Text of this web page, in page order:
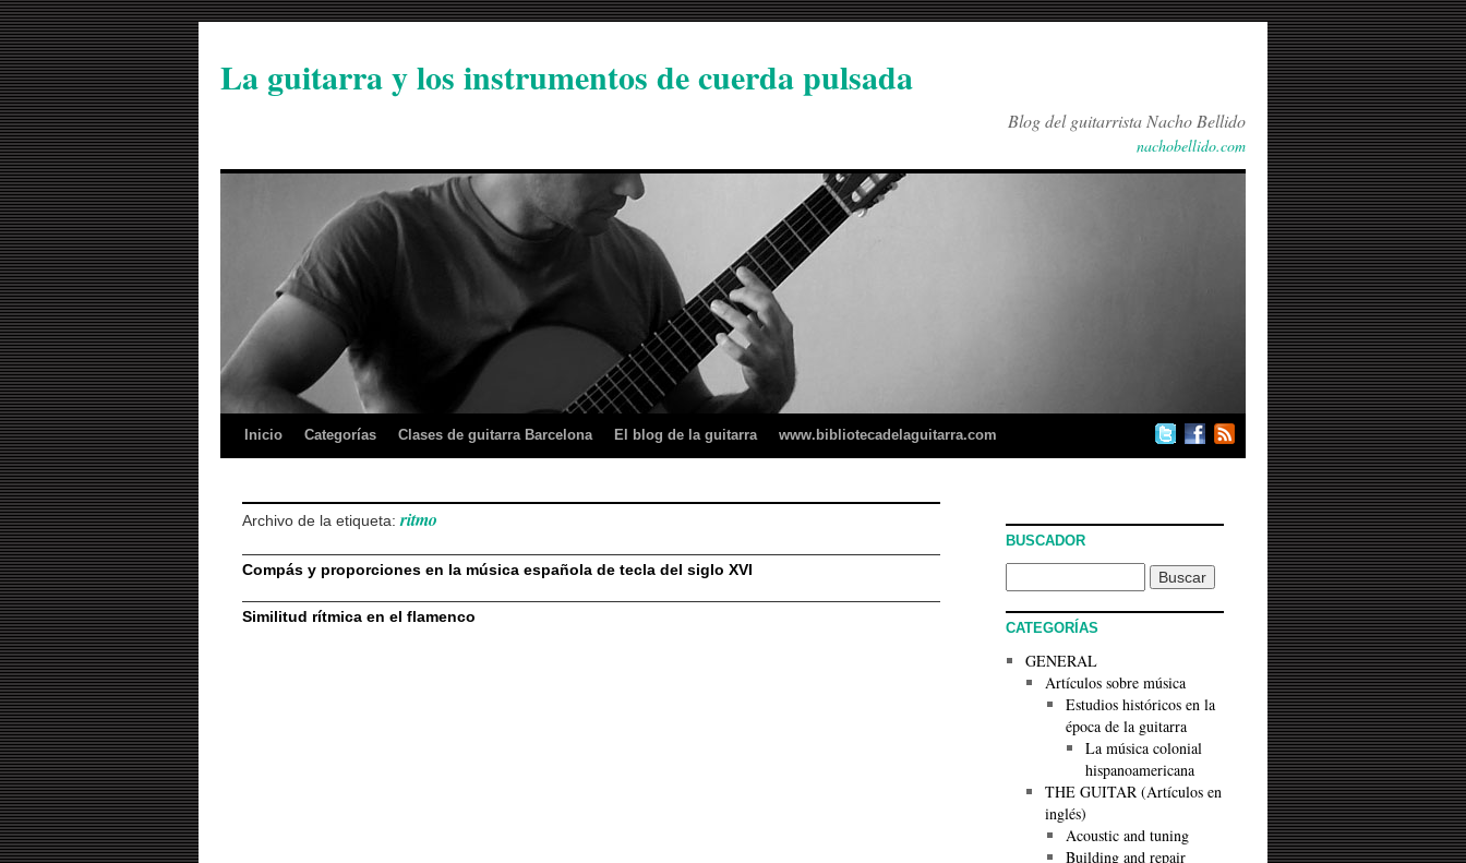
La guitarra y los instrumentos de cuerda pulsada
Blog del guitarrista Nacho Bellido
nachobellido.com
Inicio Categorías Clases de guitarra Barcelona El blog de la guitarra www.bibliotecadelaguitarra.com
Archivo de la etiqueta: ritmo
Compás y proporciones en la música española de tecla del siglo XVI
Similitud rítmica en el flamenco
BUSCADOR
CATEGORÍAS
GENERAL
Artículos sobre música
Estudios históricos en la
época de la guitarra
La música colonial
hispanoamericana
THE GUITAR (Artículos en
inglés)
Acoustic and tuning
Building and repair